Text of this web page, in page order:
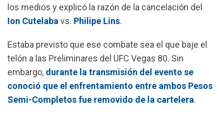
e
b
o
k
t
s
p
p
e
g
a
m
i
l
los medios y explicó la razón de la cancelación del
Ion Cutelaba vs. Philipe Lins.
Estaba previsto que ese combate sea el que baje el
telón a las Preliminares del UFC Vegas 80. Sin
embargo, durante la transmisión del evento se
conoció que el enfrentamiento entre ambos Pesos
Semi-Completos fue removido de la cartelera.